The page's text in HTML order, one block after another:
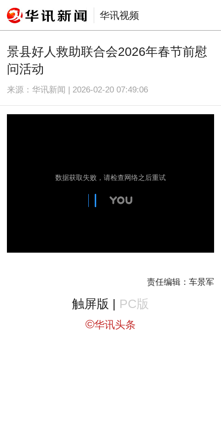
华讯视频
景县好人救助联合会2026年春节前慰
问活动
来源：华讯新闻 | 2026-02-20 07:49:06
责任编辑：车景军
触屏版 | PC版
©华讯头条